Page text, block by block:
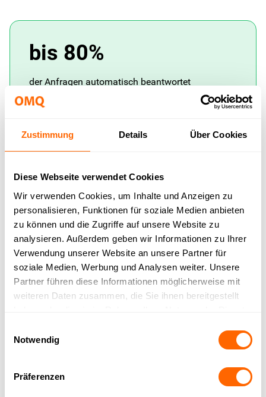
Zustimmung Details Über Cookies
Diese Webseite verwendet Cookies
Wir verwenden Cookies, um Inhalte und Anzeigen zu
personalisieren, Funktionen für soziale Medien anbieten
zu können und die Zugriffe auf unsere Website zu
analysieren. Außerdem geben wir Informationen zu Ihrer
Verwendung unserer Website an unsere Partner für
soziale Medien, Werbung und Analysen weiter. Unsere
Partner führen diese Informationen möglicherweise mit
weiteren Daten zusammen, die Sie ihnen bereitgestellt
Notwendig
Präferenzen
bis 80%
der Anfragen automatisch beantwortet
< 1 Sek.
1 Basis
Wissensbasis für alle Kanäle gleichzeitig
Bereits über 150 Unternehmen